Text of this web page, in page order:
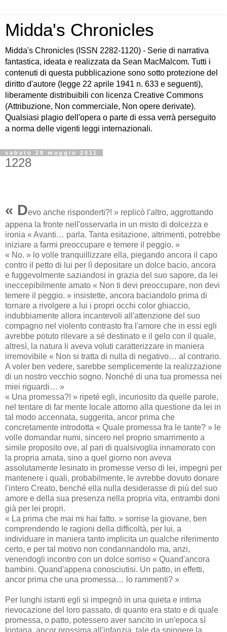
Midda's Chronicles
Midda's Chronicles (ISSN 2282-1120) - Serie di narrativa
fantastica, ideata e realizzata da Sean MacMalcom. Tutti i
contenuti di questa pubblicazione sono sotto protezione del
diritto d'autore (legge 22 aprile 1941 n. 633 e seguenti),
liberamente distribuibili con licenza Creative Commons
(Attribuzione, Non commerciale, Non opere derivate).
Qualsiasi plagio dell'opera o parte di essa verrà perseguito
a norma delle vigenti leggi internazionali.
sabato 28 maggio 2011
1228
« Devo anche risponderti?! » replicò l'altro, aggrottando
appena la fronte nell'osservarla in un misto di dolcezza e
ironia « Avanti… parla. Tanta esitazione, altrimenti, potrebbe
iniziare a farmi preoccupare e temere il peggio. »
« No. » lo volle tranquillizzare ella, piegando ancora il capo
contro il petto di lui per lì depositare un dolce bacio, ancora
e fuggevolmente saziandosi in grazia del suo sapore, da lei
ineccepibilmente amato « Non ti devi preoccupare, non devi
temere il peggio. » insistette, ancora baciandolo prima di
tornare a rivolgere a lui i propri occhi color ghiaccio,
indubbiamente allora incantevoli all'attenzione del suo
compagno nel violento contrasto fra l'amore che in essi egli
avrebbe potuto rilevare a sé destinato e il gelo con il quale,
altresì, la natura li aveva voluti caratterizzare in maniera
irremovibile « Non si tratta di nulla di negativo… al contrario.
A voler ben vedere, sarebbe semplicemente la realizzazione
di un nostro vecchio sogno. Nonché di una tua promessa nei
miei riguardi… »
« Una promessa?! » ripeté egli, incuriosito da quelle parole,
nel tentare di far mente locale attorno alla questione da lei in
tal modo accennata, suggerita, ancor prima che
concretamente introdotta « Quale promessa fra le tante? » le
volle domandar numi, sincero nel proprio smarrimento a
simile proposito ove, al pari di qualsivoglia innamorato con
la propria amata, sino a quel giorno non aveva
assolutamente lesinato in promesse verso di lei, impegni per
mantenere i quali, probabilmente, le avrebbe dovuto donare
l'intero Creato, benché ella nulla desiderasse di più del suo
amore e della sua presenza nella propria vita, entrambi doni
già per lei propri.
« La prima che mai mi hai fatto. » sorrise la giovane, ben
comprendendo le ragioni della difficoltà, per lui, a
individuare in maniera tanto implicita un qualche riferimento
certo, e per tal motivo non condannandolo ma, anzi,
venendogli incontro con un dolce sorriso « Quand'ancora
bambini. Quand'appena conosciutisi. Un patto, in effetti,
ancor prima che una promessa… lo rammenti? »
Per lunghi istanti egli si impegnò in una quieta e intima
rievocazione del loro passato, di quanto era stato e di quale
promessa, o patto, potessero aver sancito in un'epoca sì
lontana, ancor prossima all'infanzia, tale da spingere la